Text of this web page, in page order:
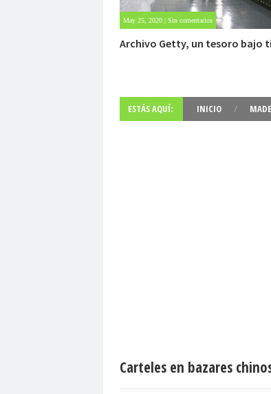
Apr 25, 2022 | Sin comentarios
Mujer sobrevive 6 días atrapada
ESTÁS AQUÍ: INICIO /
Carteles en bazares